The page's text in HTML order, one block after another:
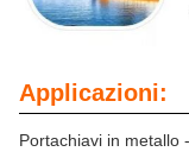
Applicazioni:
Portachiavi in metallo